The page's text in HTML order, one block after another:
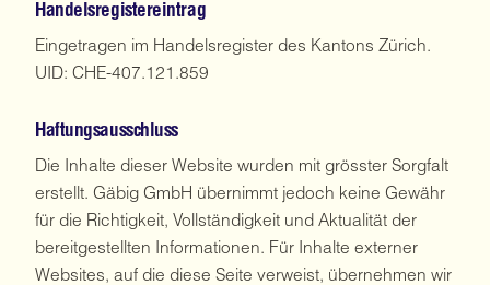
Handelsregistereintrag
Eingetragen im Handelsregister des Kantons Zürich.
UID: CHE-407.121.859
Haftungsausschluss
Die Inhalte dieser Website wurden mit grösster Sorgfalt
erstellt. Gäbig GmbH übernimmt jedoch keine Gewähr
für die Richtigkeit, Vollständigkeit und Aktualität der
bereitgestellten Informationen. Für Inhalte externer
Websites, auf die diese Seite verweist, übernehmen wir